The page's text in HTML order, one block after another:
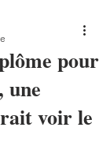
pour
une
voir le